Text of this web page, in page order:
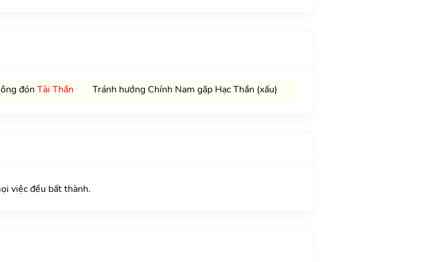
đón Tài Thần Tránh hướng Chính Nam gặp Hạc Thần (xấu)
việc đều bất thành.